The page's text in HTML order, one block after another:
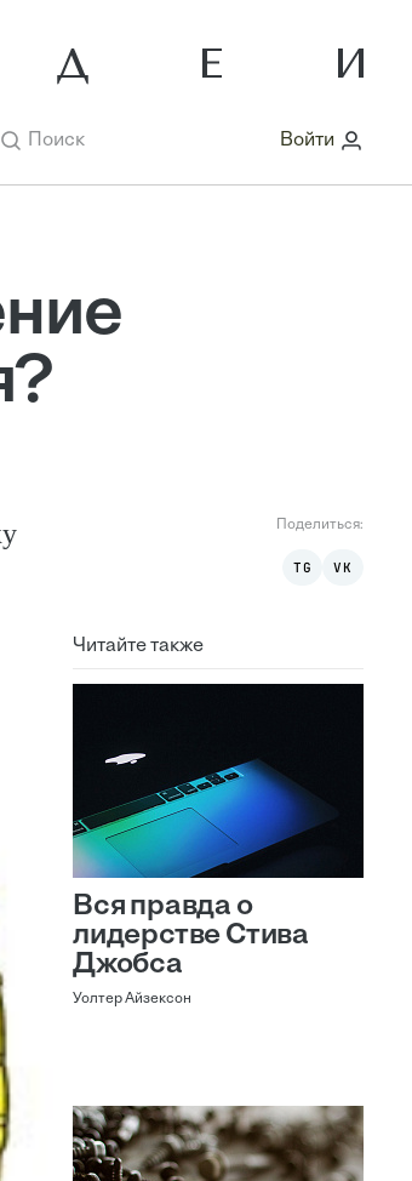
Поиск Войти
Поделиться:
TG VK
Читайте также
Вся правда о
лидерстве Стива
Джобса
Уолтер Айзексон